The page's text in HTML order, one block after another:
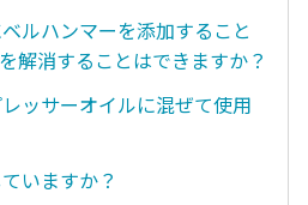
ルハンマーを添加すること
解消することはできますか？
ッサーオイルに混ぜて使用
いますか？